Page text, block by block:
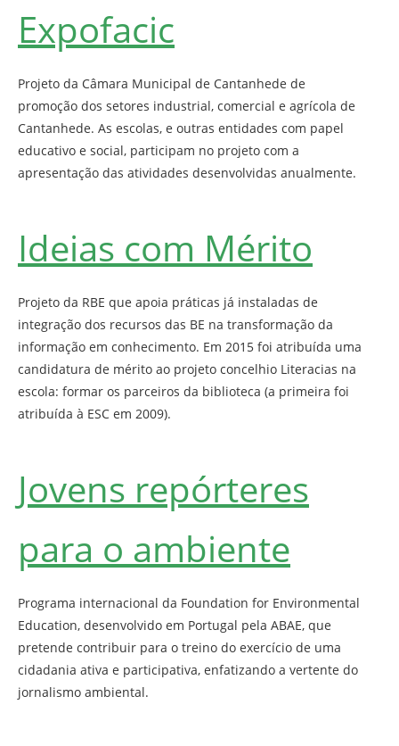
Expofacic
Projeto da Câmara Municipal de Cantanhede de
promoção dos setores industrial, comercial e agrícola de
Cantanhede. As escolas, e outras entidades com papel
educativo e social, participam no projeto com a
apresentação das atividades desenvolvidas anualmente.
Ideias com Mérito
Projeto da RBE que apoia práticas já instaladas de
integração dos recursos das BE na transformação da
informação em conhecimento. Em 2015 foi atribuída uma
candidatura de mérito ao projeto concelhio Literacias na
escola: formar os parceiros da biblioteca (a primeira foi
atribuída à ESC em 2009).
Jovens repórteres
para o ambiente
Programa internacional da Foundation for Environmental
Education, desenvolvido em Portugal pela ABAE, que
pretende contribuir para o treino do exercício de uma
cidadania ativa e participativa, enfatizando a vertente do
jornalismo ambiental.